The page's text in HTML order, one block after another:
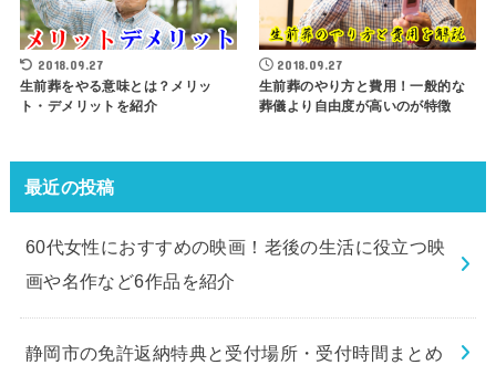
2018.09.27
生前葬をやる意味とは？メリッ
ト・デメリットを紹介
2018.09.27
生前葬のやり方と費用！一般的な
葬儀より自由度が高いのが特徴
最近の投稿
60代女性におすすめの映画！老後の生活に役立つ映
画や名作など6作品を紹介
静岡市の免許返納特典と受付場所・受付時間まとめ